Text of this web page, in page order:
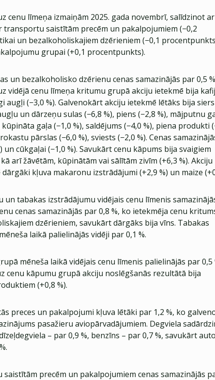
cenu līmeņa izmaiņām 2025. gada novembrī, salīdzinot ar
transportu saistītām precēm un pakalpojumiem (−0,2
un bezalkoholiskajiem dzērieniem (−0,1
grupai (+0,1 procentpunkts).
un bezalkoholisko dzērienu cenas samazinājās par 0,5
vidējā cenu līmeņa kritumu grupā akciju ietekmē bija
augļi (−3,0 %). Galvenokārt akciju ietekmē lētāks bija
un dārzeņu sulas (−6,8 %), piens (−2,8 %), mājputnu
gaļa (−1,0 %), saldējums (−4,0 %), piena produkti
pārslas (−6,0 %), sviests (−2,0 %). Cenas
un cūkgaļai (−1,0 %). Savukārt cenu kāpums bija svaigiem
arī žāvētām, kūpinātām vai sālītām zivīm (+6,3 %). Akciju
kļuva makaronu izstrādājumi (+2,9 %) un maize
un tabakas izstrādājumu vidējais cenu līmenis
cenas samazinājās par 0,8 %, ko ietekmēja cenu
dzērieniem, savukārt dārgāks bija vīns. Tabakas
laikā palielinājās vidēji par 0,1 %.
mēneša laikā vidējais cenu līmenis palielinājās par 0,5
cenu kāpumu grupā akciju noslēgšanās rezultātā bija
(+0,8 %).
preces un pakalpojumi kļuva lētāki par 1,2 %, ko
pasažieru aviopārvadājumiem. Degviela
– par 0,9 %, benzīns – par 0,7 %, savukārt
precēm un pakalpojumiem cenas samazinājās